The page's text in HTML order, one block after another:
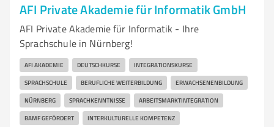
AFI Private Akademie für Informatik GmbH
AFI Private Akademie für Informatik - Ihre
Sprachschule in Nürnberg!
AFI AKADEMIE DEUTSCHKURSE INTEGRATIONSKURSE
SPRACHSCHULE BERUFLICHE WEITERBILDUNG ERWACHSENENBILDUNG
NÜRNBERG SPRACHKENNTNISSE ARBEITSMARKTINTEGRATION
BAMF GEFÖRDERT INTERKULTURELLE KOMPETENZ